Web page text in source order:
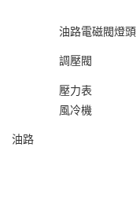
油路
油路電磁閥燈頭
調壓閥
壓力表
風冷機